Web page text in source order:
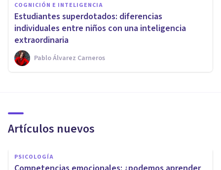
COGNICIÓN E INTELIGENCIA
Estudiantes superdotados: diferencias
individuales entre niños con una inteligencia
extraordinaria
Pablo Álvarez Carneros
Artículos nuevos
PSICOLOGÍA